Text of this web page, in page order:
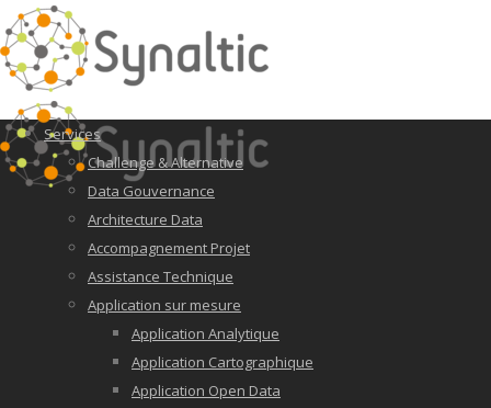
Services
Challenge & Alternative
Data Gouvernance
Architecture Data
Accompagnement Projet
Assistance Technique
Application sur mesure
Application Analytique
Application Cartographique
Application Open Data